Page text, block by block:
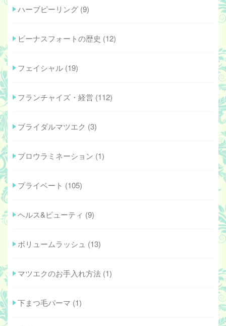
ハーブピーリング (9)
ビーナスフォートの歴史 (12)
フェイシャル (19)
フランチャイズ・経営 (112)
ブライダルマツエク (3)
ブロウラミネーション (1)
プライベート (105)
ヘルス&ビューティ (9)
ボリュームラッシュ (13)
マツエクのお手入れ方法 (1)
下まつ毛パーマ (1)